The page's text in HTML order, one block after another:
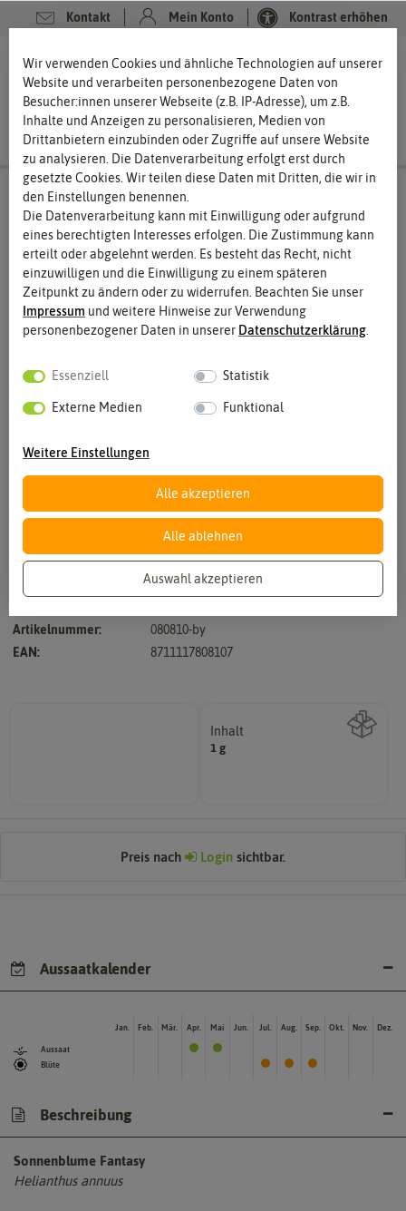
Kontakt Mein Konto Kontrast erhöhen
0 0
Vergrößern durch berühren
Artikelnummer:
080810-by
EAN:
8711117808107
Inhalt
1 g
Preis nach Login sichtbar.
Aussaatkalender
Aussaat
Blüte
Jan. Feb. Mär. Apr. Mai Jun. Jul. Aug. Sep. Okt. Nov. Dez.
Beschreibung
Sonnenblume Fantasy
Helianthus annuus
Wir verwenden Cookies und ähnliche Technologien auf unserer
Website und verarbeiten personenbezogene Daten von
Besucher:innen unserer Webseite (z.B. IP-Adresse), um z.B.
Inhalte und Anzeigen zu personalisieren, Medien von
Drittanbietern einzubinden oder Zugriffe auf unsere Website
zu analysieren. Die Datenverarbeitung erfolgt erst durch
gesetzte Cookies. Wir teilen diese Daten mit Dritten, die wir in
den Einstellungen benennen.
Die Datenverarbeitung kann mit Einwilligung oder aufgrund
eines berechtigten Interesses erfolgen. Die Zustimmung kann
erteilt oder abgelehnt werden. Es besteht das Recht, nicht
einzuwilligen und die Einwilligung zu einem späteren
Zeitpunkt zu ändern oder zu widerrufen. Beachten Sie unser
Impressum und weitere Hinweise zur Verwendung
personenbezogener Daten in unserer Daten­schutz­erklärung
Essenziell Statistik
Externe Medien Funktional
Weitere Einstellungen
Alle akzeptieren
Alle ablehnen
Auswahl akzeptieren